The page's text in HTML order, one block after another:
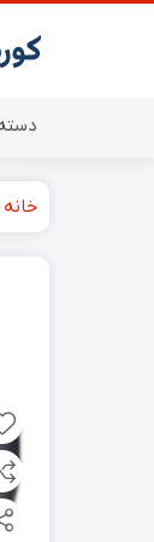
خانه